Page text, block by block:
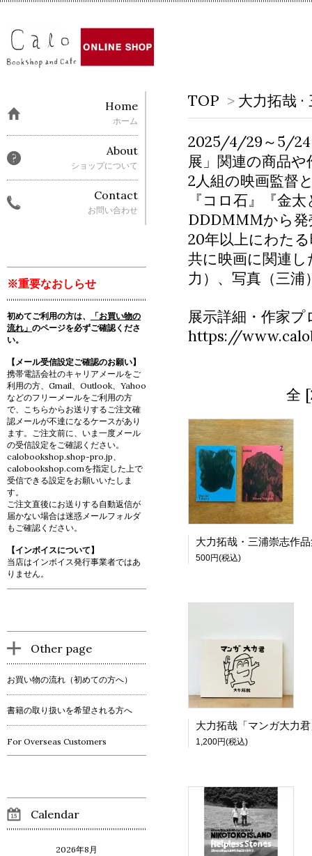
TOP > 大力拓哉
2025/4/29～5/24
展」関連の商品
2人組の映画監督
『コロ石』『金
DDDMMMから発
20年以上にわた
共に映画に関連
力）、写真（三
展示詳細・作家
https://
全
500円(税込)
大力拓哉「マンガ大力
1,200円(税込)
Home
ホーム
About
ショップについて
Contact
お問い合わせ
※重要なおしらせ
初めてご利用の方は、
「お買い物の
流れ」 のページを必ずご確認くださ
い。
【メール受信設定ご確認のお願い】
携帯電話会社のキャリアメールをご
利用の方、Gmail、Outlook、Yahoo
などのフリーメールをご利用の方
で、こちらからお送りするご注文確
認メールが不達になるケースがあり
ます。ご注文前に、いま一度メール
の受信設定をご確認ください。
calobookshop.shop-pro.jp、
calobookshop.comを指定した上で
受信できる設定をお願いいたしま
す。
ご注文直後にお送りする自動返信が
届かない場合は迷惑メールフォルダ
もご確認ください。
【インボイスについて】
当店はインボイス発行事業者ではあ
りません。
Other page
お買い物の流れ（初めての方へ）
書籍の取り扱いを希望される方へ
For Overseas Customers
Calendar
2026年8月